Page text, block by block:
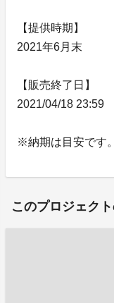
【提供時期】
2021年6月末
【販売終了日】
2021/04/18 23:59
※納期は目安です
このプロジェク